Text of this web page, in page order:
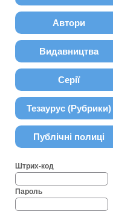
Автори
Видавництва
Серії
Тезаурус (Рубрики)
Публічні полиці
Штрих-код
Пароль